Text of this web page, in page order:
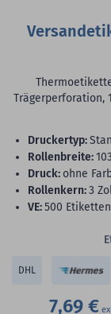
Trägerperforation,
Druckertyp:
Rollenbreite:
Druck: ohne
Rollenkern:3
VE:500
DHL
7,69 €